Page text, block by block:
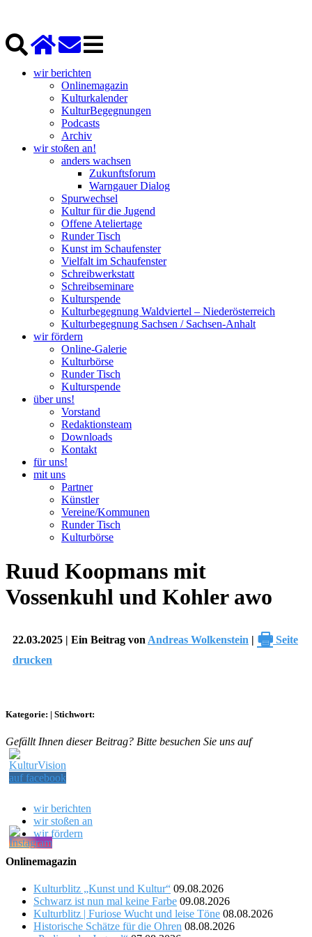
wir berichten
Onlinemagazin
Kulturkalender
KulturBegegnungen
Podcasts
Archiv
wir stoßen an!
anders wachsen
Zukunftsforum
Warngauer Dialog
Spurwechsel
Kultur für die Jugend
Offene Ateliertage
Runder Tisch
Kunst im Schaufenster
Vielfalt im Schaufenster
Schreibwerkstatt
Schreibseminare
Kulturspende
Kulturbegegnung Waldviertel – Niederösterreich
Kulturbegegnung Sachsen / Sachsen-Anhalt
wir fördern
Online-Galerie
Kulturbörse
Runder Tisch
Kulturspende
über uns!
Vorstand
Redaktionsteam
Downloads
Kontakt
für uns!
mit uns
Partner
Künstler
Vereine/Kommunen
Runder Tisch
Kulturbörse
Ruud Koopmans mit
Vossenkuhl und Kohler awo
22.03.2025 | Ein Beitrag von Andreas Wolkenstein | 🖶 Seite
drucken
Kategorie: | Stichwort:
Gefällt Ihnen dieser Beitrag? Bitte besuchen Sie uns auf
wir berichten
wir stoßen an
wir fördern
Onlinemagazin
Kulturblitz „Kunst und Kultur“ 09.08.2026
Schwarz ist nun mal keine Farbe 09.08.2026
Kulturblitz | Furiose Wucht und leise Töne 08.08.2026
Historische Schätze für die Ohren 08.08.2026